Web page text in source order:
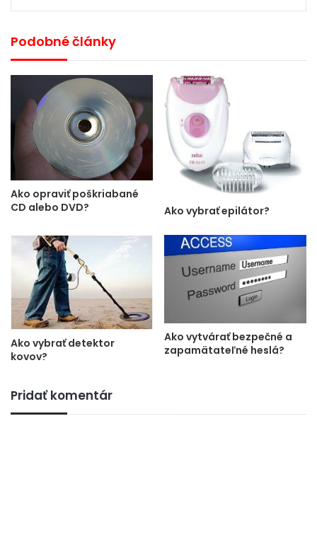
Podobné články
Ako opraviť poškriabané
CD alebo DVD?
Ako vybrať epilátor?
Ako vybrať detektor
kovov?
Ako vytvárať bezpečné a
zapamätateľné heslá?
Pridať komentár